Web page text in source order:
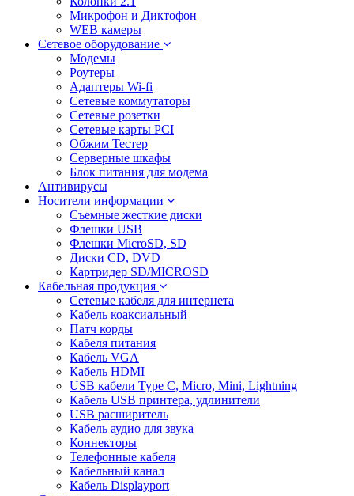
Микрофон и Диктофон
WEB камеры
Сетевое оборудование
Модемы
Роутеры
Адаптеры Wi-fi
Сетевые коммутаторы
Сетевые розетки
Сетевые карты PCI
Обжим Тестер
Серверные шкафы
Блок питания для модема
Антивирусы
Носители информации
Съемные жесткие диски
Флешки USB
Флешки MicroSD, SD
Диски CD, DVD
Картридер SD/MICROSD
Кабельная продукция
Сетевые кабеля для интернета
Кабель коаксиальный
Патч корды
Кабеля питания
Кабель VGA
Кабель HDMI
USB кабели Type C, Micro, Mini, Lightning
Кабель USB принтера, удлинители
USB расширитель
Кабель аудио для звука
Коннекторы
Телефонные кабеля
Кабельный канал
Кабель Displayport